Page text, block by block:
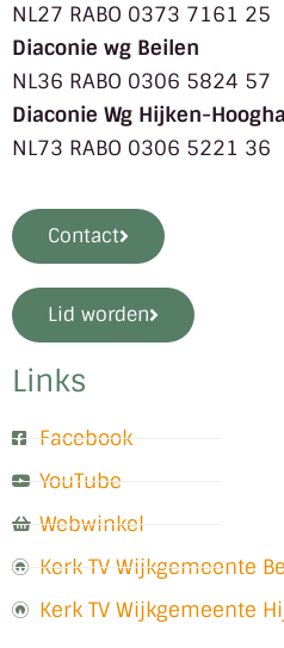
NL27 RABO 0373 7161 25
Diaconie wg Beilen
NL36 RABO 0306 5824 57
Diaconie Wg Hijken-
NL73 RABO 0306 5221 36
Contact
Lid worden
Links
Facebook
YouTube
Webwinkel
Kerk TV Wijkgemeente
Kerk TV Wijkgemeente